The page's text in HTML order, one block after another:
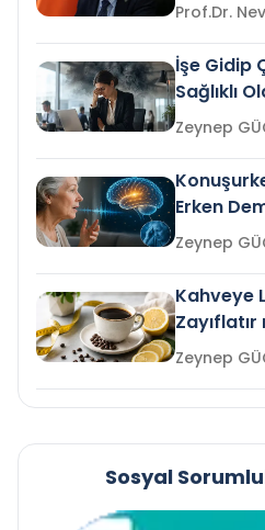
İşe Gidip
Sağlıklı
Gelir mi?
Erken
mi?
Kahveye
Zayıflatır
Sosyal